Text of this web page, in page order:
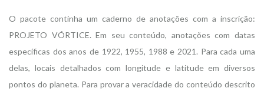
O pacote continha um caderno de anotações com a inscrição:
PROJETO VÓRTICE. Em seu conteúdo, anotações com datas
específicas dos anos de 1922, 1955, 1988 e 2021. Para cada uma
delas, locais detalhados com longitude e latitude em diversos
pontos do planeta. Para provar a veracidade do conteúdo descrito